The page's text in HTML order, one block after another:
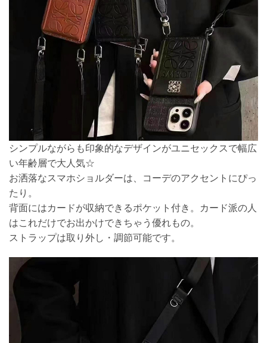
シンプルながらも印象的なデザインがユニセックスで幅広
い年齢層で大人気☆
お洒落なスマホショルダーは、コーデのアクセントにぴっ
たり。
背面にはカードが収納できるポケット付き。カード派の人
はこれだけでお出かけできちゃう優れもの。
ストラップは取り外し・調節可能です。